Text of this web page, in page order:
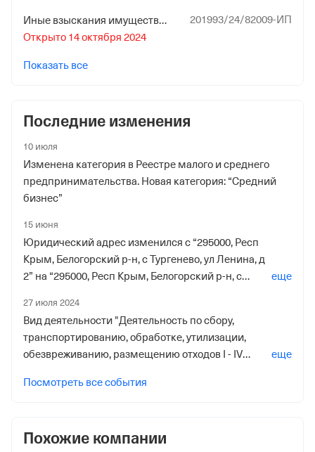
Иные взыскания имущественного характера в пользу бюджетной системы Российской Федерации (иной администратор дохода с кодом главы по КБК, кроме 322)
201993/24/82009-ИП
Открыто 14 октября 2024
Показать все
Последние изменения
10 июля
Изменена категория в Реестре малого и среднего
предпринимательства. Новая категория: “Средний
бизнес”
15 июня
Юридический адрес изменился с “295000, Респ
Крым, Белогорский р-н, с Тургенево, ул Ленина, д
2” на “295000, Респ Крым, Белогорский р-н, с
еще
27 июля 2024
Вид деятельности "Деятельность по сбору,
транспортированию, обработке, утилизации,
обезвреживанию, размещению отходов I - IV
91/00100202 от 17 декабря 2018 приостановлен
еще
Посмотреть все события
Похожие компании